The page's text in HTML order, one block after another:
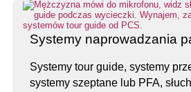
Systemy naprowadzania
Systemy tour guide, systemy
systemy szeptane lub PFA,